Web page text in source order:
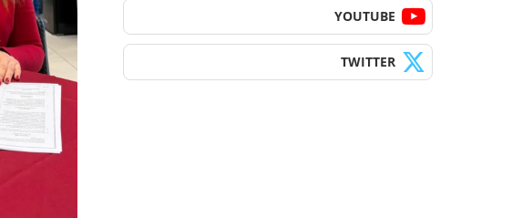
YOUTUBE
TWITTER